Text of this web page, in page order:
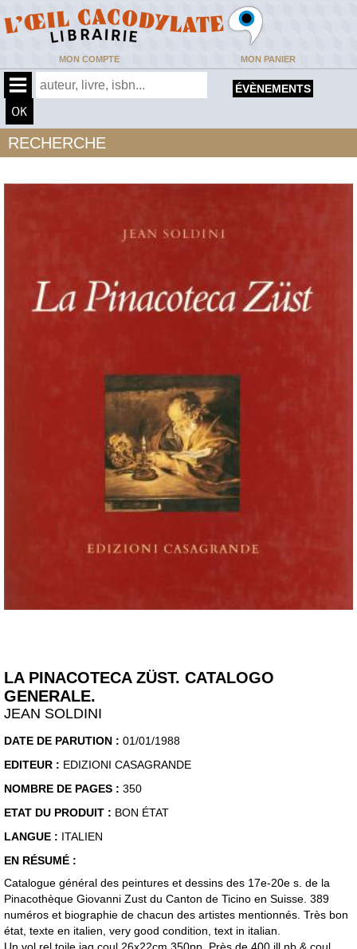
MON COMPTE MON PANIER
ÉVÈNEMENTS
RECHERCHE
LA PINACOTECA ZÜST. CATALOGO
GENERALE.
JEAN SOLDINI
DATE DE PARUTION : 01/01/1988
EDITEUR : EDIZIONI CASAGRANDE
NOMBRE DE PAGES : 350
ETAT DU PRODUIT : BON ÉTAT
LANGUE : ITALIEN
EN RÉSUMÉ :
Catalogue général des peintures et dessins des 17e-20e s. de la
Pinacothèque Giovanni Zust du Canton de Ticino en Suisse. 389
numéros et biographie de chacun des artistes mentionnés. Très bon
état, texte en italien, very good condition, text in italian.